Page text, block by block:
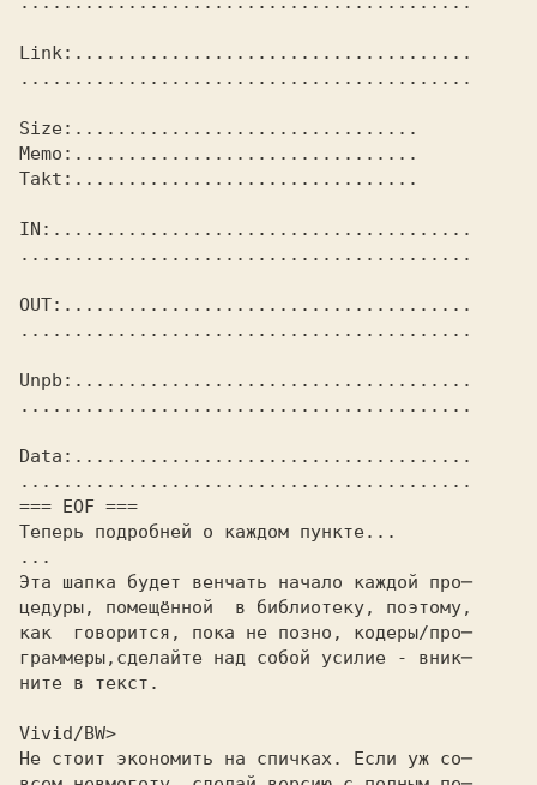
Link:.....................................
..........................................
Size:................................
Memo:................................
Takt:................................
IN:.......................................
..........................................
OUT:......................................
..........................................
Unpb:.....................................
..........................................
Data:.....................................
..........................................
=== EOF ===
Теперь подробней о каждом пункте...
...
Эта шапка будет венчать начало каждой про─
цедуры, помещённой  в библиотеку, поэтому,
как  говорится, пока не позно, кодеры/про─
граммеры,сделайте над собой усилие - вник─
ните в текст.
Vivid/BW>
Hе стоит экономить на спичках. Если уж со─